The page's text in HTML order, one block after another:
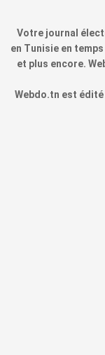
Votre journal
en Tunisie en
et plus encore.
Webdo.tn est édité